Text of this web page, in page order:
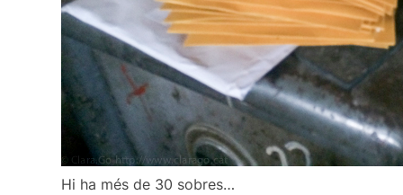
Hi ha més de 30 sobres…